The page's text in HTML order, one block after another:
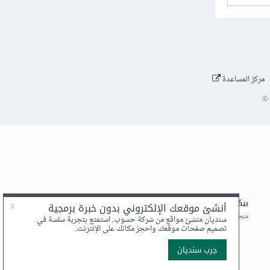
مركز المساعدة
©